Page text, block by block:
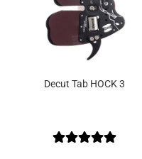
Decut Tab HOCK 3